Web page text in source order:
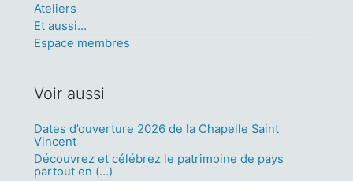
Ateliers
Et aussi...
Espace membres
Voir aussi
Dates d’ouverture 2026 de la Chapelle Saint
Vincent
Découvrez et célébrez le patrimoine de pays
partout en (…)